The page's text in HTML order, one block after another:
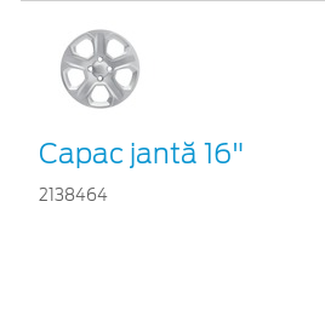
Capac jantă 16"
2138464